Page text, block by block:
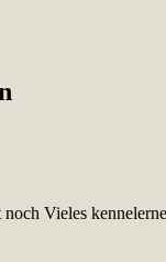
Vieles